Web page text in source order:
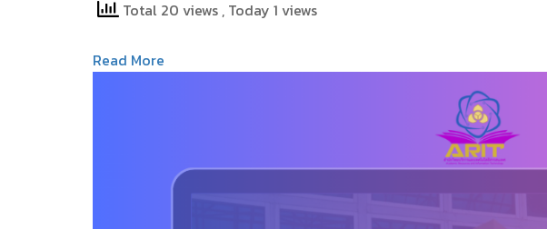
Total 20 views , Today 1 views
Read More